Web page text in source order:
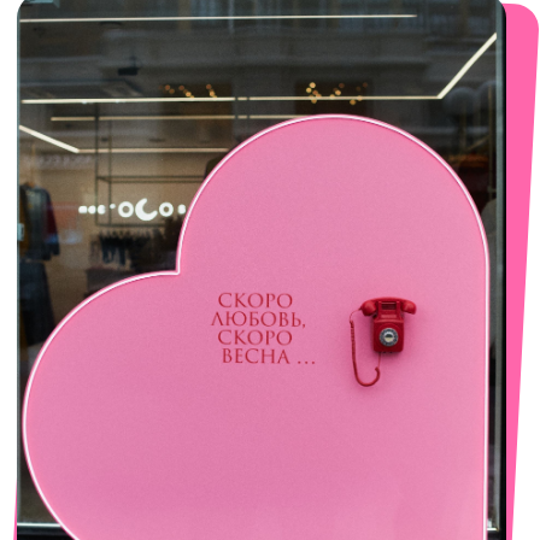
Сочи
Село Эстосадок, ТРЦ Горки Молл,
Горная Карусель, 3
+7 (919) 374-04-04
с 10-00 до 22-00
смотреть в Яндекс. Картах